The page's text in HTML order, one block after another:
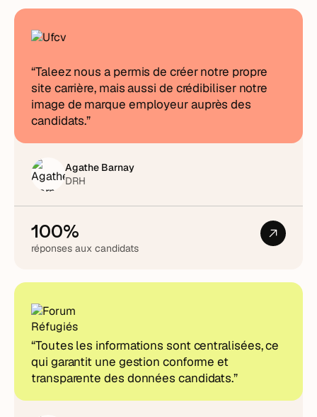
“Taleez nous a permis de créer notre propre
site carrière, mais aussi de crédibiliser notre
image de marque employeur auprès des
candidats.”
Agathe Barnay
DRH
100%
réponses aux candidats
“Toutes les informations sont centralisées, ce
qui garantit une gestion conforme et
transparente des données candidats.”